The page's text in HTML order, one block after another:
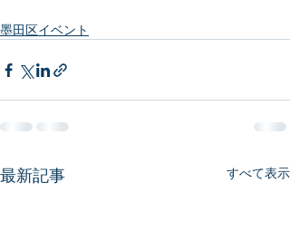
墨田区イベント
最新記事 すべて表示